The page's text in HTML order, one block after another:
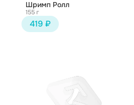
Шримп Ролл
155 г
419 ₽